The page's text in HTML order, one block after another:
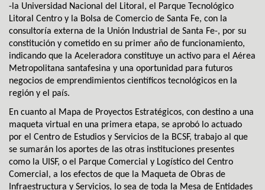
-la Universidad Nacional del Litoral, el Parque Tecnológico
Litoral Centro y la Bolsa de Comercio de Santa Fe, con la
consultoría externa de la Unión Industrial de Santa Fe-, por su
constitución y cometido en su primer año de funcionamiento,
indicando que la Aceleradora constituye un activo para el Aérea
Metropolitana santafesina y una oportunidad para futuros
negocios de emprendimientos científicos tecnológicos en la
región y el país.
En cuanto al Mapa de Proyectos Estratégicos, con destino a una
maqueta virtual en una primera etapa, se aprobó lo actuado
por el Centro de Estudios y Servicios de la BCSF, trabajo al que
se sumarán los aportes de las otras instituciones presentes
como la UISF, o el Parque Comercial y Logístico del Centro
Comercial, a los efectos de que la Maqueta de Obras de
Infraestructura y Servicios, lo sea de toda la Mesa de Entidades